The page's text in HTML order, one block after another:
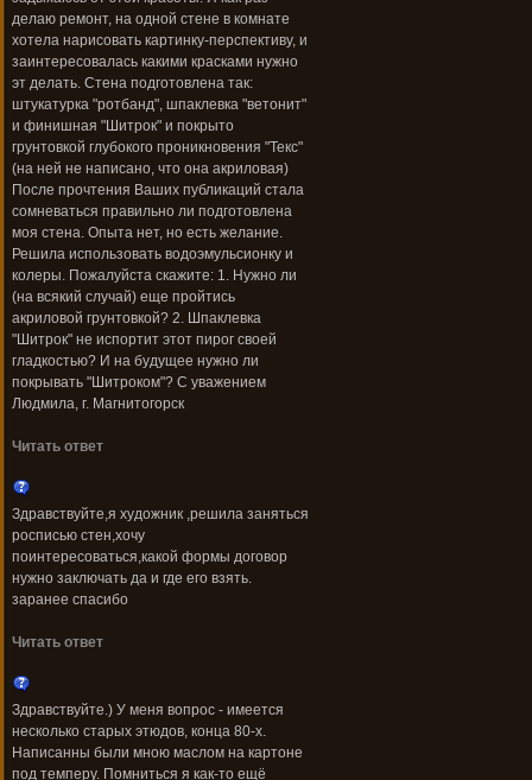
делаю ремонт, на одной стене в комнате
хотела нарисовать картинку-перспективу, и
заинтересовалась какими красками нужно
эт делать. Стена подготовлена так:
штукатурка "ротбанд", шпаклевка "ветонит"
и финишная "Шитрок" и покрыто
грунтовкой глубокого проникновения "Текс"
(на ней не написано, что она акриловая)
После прочтения Ваших публикаций стала
сомневаться правильно ли подготовлена
моя стена. Опыта нет, но есть желание.
Решила использовать водоэмульсионку и
колеры. Пожалуйста скажите: 1. Нужно ли
(на всякий случай) еще пройтись
акриловой грунтовкой? 2. Шпаклевка
"Шитрок" не испортит этот пирог своей
гладкостью? И на будущее нужно ли
покрывать "Шитроком"? С уважением
Людмила, г. Магнитогорск
Читать ответ
Здравствуйте,я художник ,решила заняться
росписью стен,хочу
поинтересоваться,какой формы договор
нужно заключать да и где его взять.
заранее спасибо
Читать ответ
Здравствуйте.) У меня вопрос - имеется
несколько старых этюдов, конца 80-х.
Написанны были мною маслом на картоне
под темперу. Помниться я как-то ещё